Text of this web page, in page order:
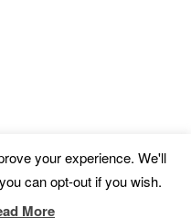
WordPress
your experience. We'll
can opt-out if you wish.
More